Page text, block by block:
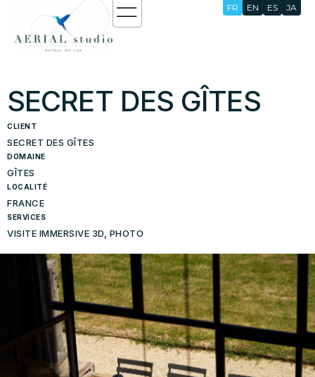
FR EN ES JA
SECRET DES GÎTES
CLIENT
SECRET DES GÎTES
DOMAINE
GÎTES
LOCALITÉ
FRANCE
SERVICES
VISITE IMMERSIVE 3D, PHOTO